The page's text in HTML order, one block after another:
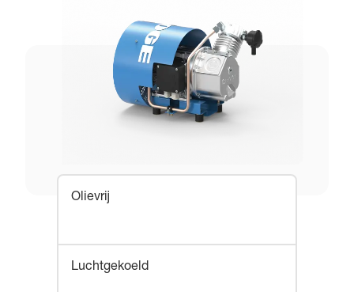
Olievrij
Luchtgekoeld